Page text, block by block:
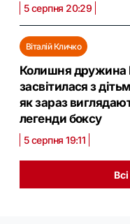
5 серпня 20:29
Віталій Кличко
Колишня дружина
засвітилася з
як зараз
легенди боксу
5 серпня 19:11